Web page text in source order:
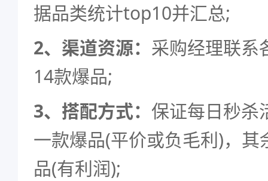
据品类统计top10并汇总;
2、渠道资源： 采购经理联系
14款爆品;
3、搭配方式： 保证每日秒杀
一款爆品(平价或负毛利)，
品(有利润);